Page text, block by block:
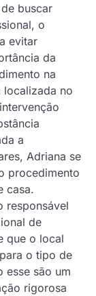
buscar
o
evitar
da
na
localizada no
a
Adriana se
procedimento
casa.
responsável
de
que o local
o tipo de
esse são um
rigorosa